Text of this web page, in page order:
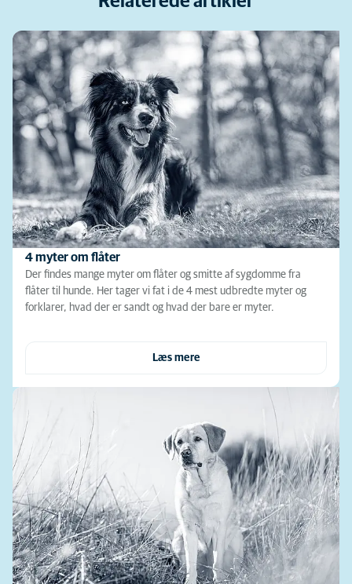
4 myter om flåter
Der findes mange myter om flåter og smitte af sygdomme fra
flåter til hunde. Her tager vi fat i de 4 mest udbredte myter og
forklarer, hvad der er sandt og hvad der bare er myter.
Læs mere